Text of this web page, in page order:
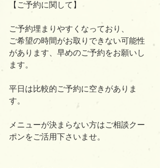
【ご予約に関して】
ご予約埋まりやすくなっており、
ご希望の時間がお取りできない可能性
があります、早めのご予約をお願いし
ます。
平日は比較的ご予約に空きがありま
す。
メニューが決まらない方はご相談クー
ポンをご活用下さいませ。